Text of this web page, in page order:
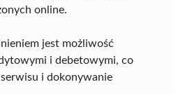
online.
jest możliwość
i debetowymi, co
i dokonywanie